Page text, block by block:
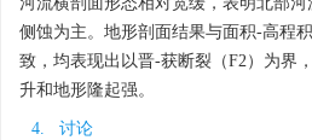
侧蚀为主。地形剖面结果与面积-高程
致，均表现出以晋-获断裂（F2）为界
升和地形隆起强。
4. 讨论